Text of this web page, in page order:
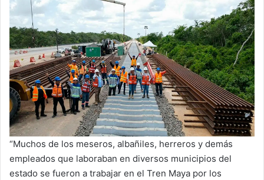
“Muchos de los meseros, albañiles, herreros y demás
empleados que laboraban en diversos municipios del
estado se fueron a trabajar en el Tren Maya por los